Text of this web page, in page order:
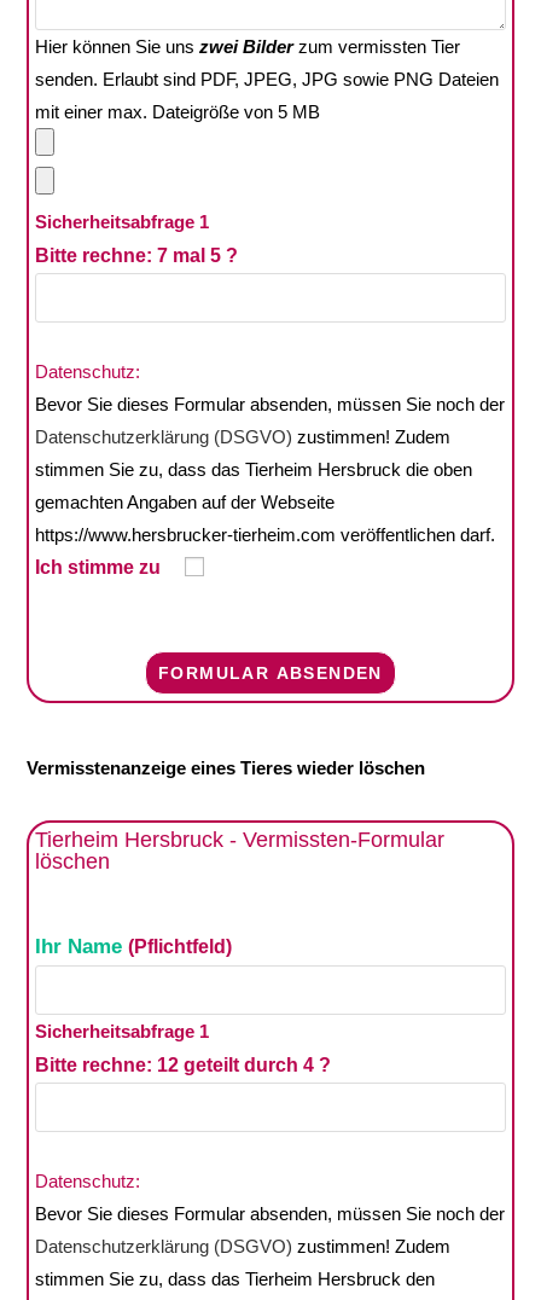
Hier können Sie unszwei Bilderzum vermissten Tier
senden. Erlaubt sind PDF, JPEG, JPG sowie PNG Dateien
mit einer max. Dateigröße von 5 MB
Sicherheitsabfrage 1
Bitte rechne:7 mal 5 ?
Datenschutz:
Bevor Sie dieses Formular absenden, müssen Sie noch der
Datenschutzerklärung (DSGVO) zustimmen! Zudem
stimmen Sie zu, dass das Tierheim Hersbruck die oben
gemachten Angaben auf der Webseite
https://www.hersbrucker-tierheim.com veröffentlichen darf.
Ich stimme zu
Vermisstenanzeige eines Tieres wieder löschen
Tierheim Hersbruck - Vermissten-Formular
löschen
Ihr Name(Pflichtfeld)
Bitte lasse dieses Feld leer.
Sicherheitsabfrage 1
Bitte rechne: 12 geteilt durch 4 ?
Datenschutz:
Bevor Sie dieses Formular absenden, müssen Sie noch der
Datenschutzerklärung (DSGVO) zustimmen! Zudem
stimmen Sie zu, dass das Tierheim Hersbruck den